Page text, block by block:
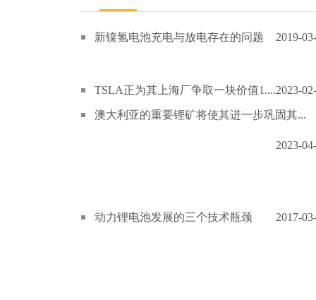
新镍氢电池充电与放电存在的问题 2019-
TSLA正为其上海厂争取一块价值1....2023-
澳大利亚的重要锂矿将使其进一步巩固其...
2023-
动力锂电池发展的三个技术瓶颈 2017-